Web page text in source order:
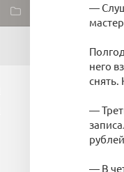
—
него
снять.
—
— В